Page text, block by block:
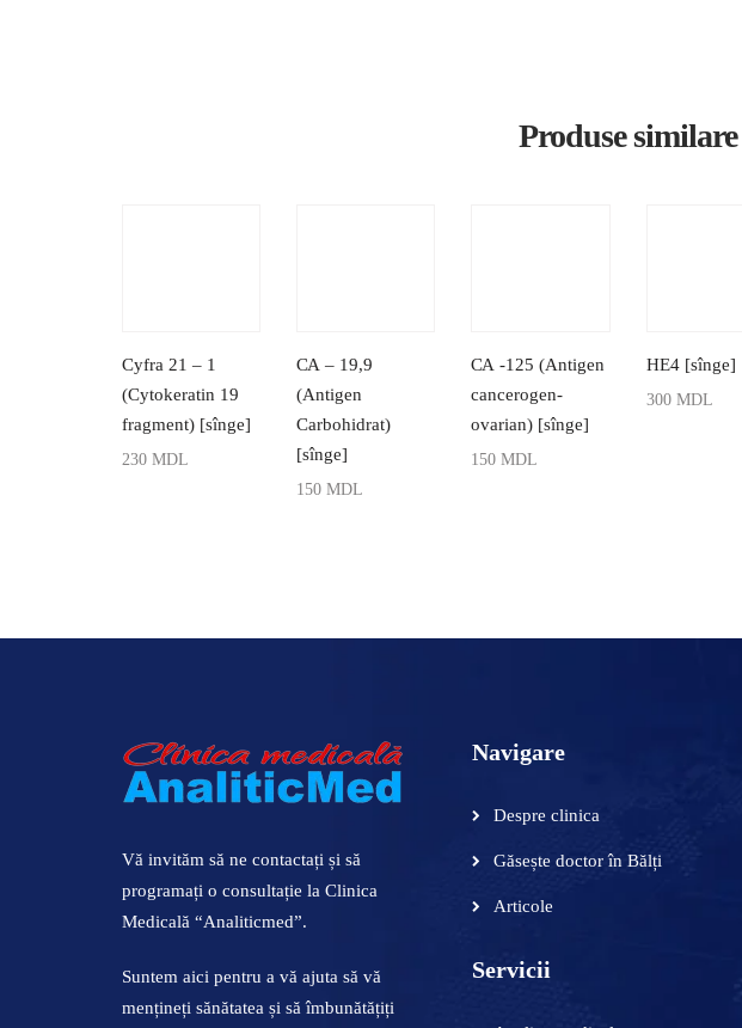
Produse similare
Cyfra 21 – 1
(Cytokeratin 19
fragment) [sînge]
230 MDL
СА – 19,9
(Antigen
Carbohidrat)
[sînge]
150MDL
СА -125 (Antigen
cancerogen-
ovarian) [sînge]
150MDL
HE4 [sînge]
300 MDL
Vă invităm să ne contactați și să
programați o consultație la Clinica
Medicală “Analiticmed”.
Suntem aici pentru a vă ajuta să vă
mențineți sănătatea și să îmbunătățiți
Navigare
Despre clinica
Găsește doctor în Bălți
Articole
Servicii